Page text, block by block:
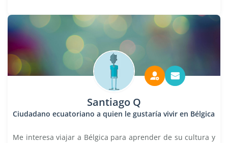
Santiago Q
Ciudadano ecuatoriano a quien le gustaría vivir en Bélgica
Me interesa viajar a Bélgica para aprender de su cultura y